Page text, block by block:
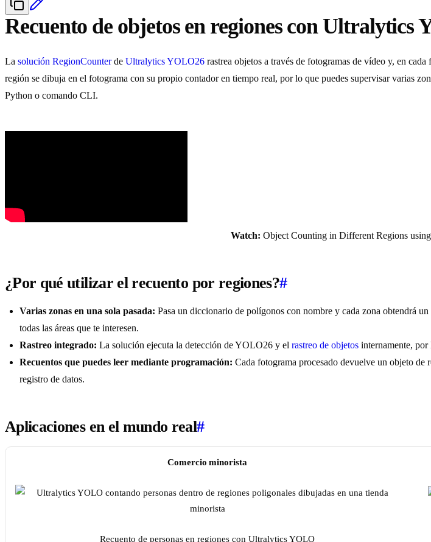
Recuento de objetos en regiones con Ultralytics
La solución RegionCounterde Ultralytics YOLO26 rastrea objetos a través de fotogramas de vídeo y, en
región se dibuja en el fotograma con su propio contador en tiempo real, por lo que puedes supervisar varias
Python o comando CLI.
Watch: Object Counting in Different Regions
¿Por qué utilizar el recuento por regiones?#
Varias zonas en una sola pasada: Pasa un diccionario de polígonos con nombre y cada zona obtendrá
todas las áreas que te interesen.
Rastreo integrado: La solución ejecuta la detección de YOLO26 y el rastreo de objetos internamente,
Recuentos que puedes leer mediante programación: Cada fotograma procesado devuelve un objeto de
registro de datos.
Aplicaciones en el mundo real#
Comercio minorista
Recuento de personas en regiones con Ultralytics YOLO